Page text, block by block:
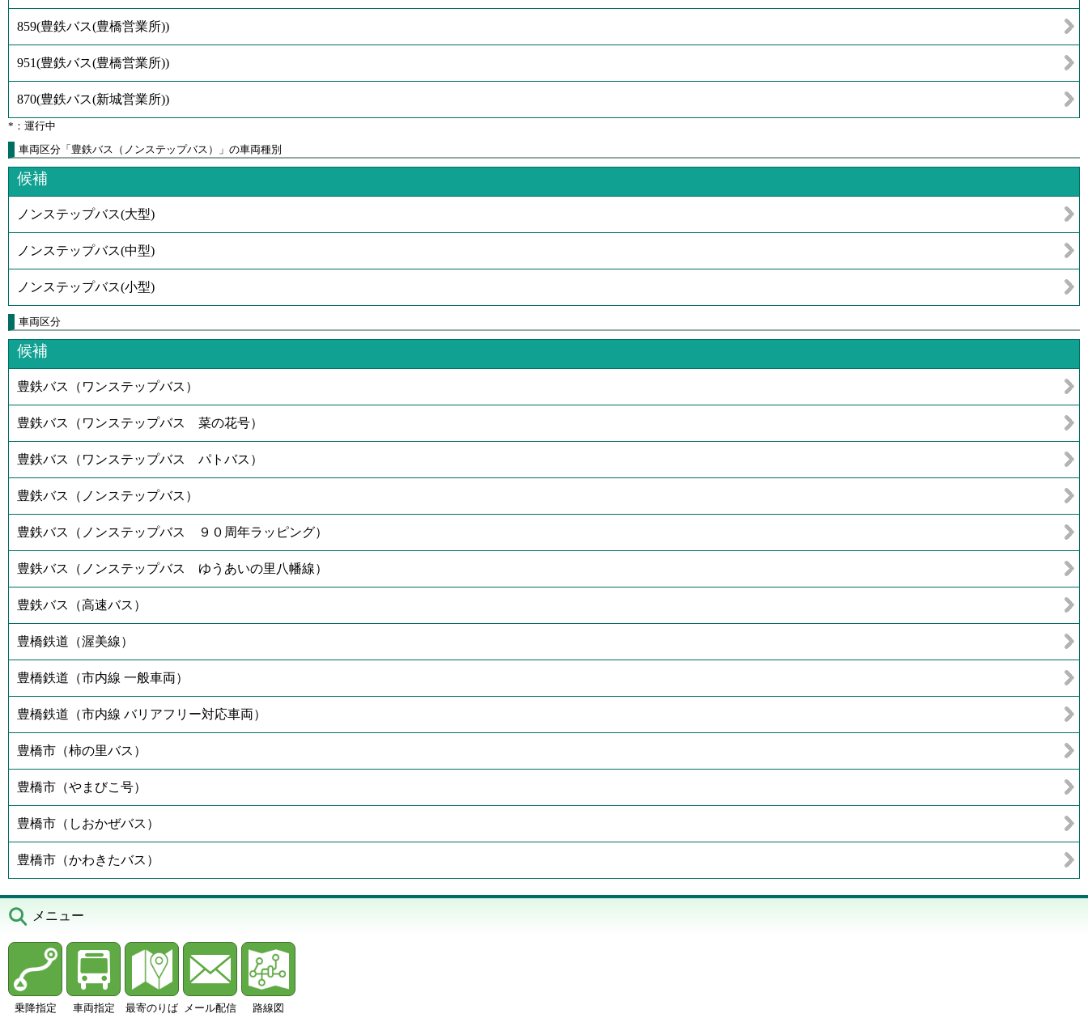
859(豊鉄バス(豊橋営業所))
951(豊鉄バス(豊橋営業所))
870(豊鉄バス(新城営業所))
*：運行中
車両区分「豊鉄バス（ノンステップバス）」の車両種別
候補
ノンステップバス(大型)
ノンステップバス(中型)
ノンステップバス(小型)
車両区分
候補
豊鉄バス（ワンステップバス）
豊鉄バス（ワンステップバス 菜の花号）
豊鉄バス（ワンステップバス パトバス）
豊鉄バス（ノンステップバス）
豊鉄バス（ノンステップバス ９０周年ラッピング）
豊鉄バス（ノンステップバス ゆうあいの里八幡線）
豊鉄バス（高速バス）
豊橋鉄道（渥美線）
豊橋鉄道（市内線 一般車両）
豊橋鉄道（市内線 バリアフリー対応車両）
豊橋市（柿の里バス）
豊橋市（やまびこ号）
豊橋市（しおかぜバス）
豊橋市（かわきたバス）
メニュー
乗降指定 車両指定 最寄のりば メール配信 路線図